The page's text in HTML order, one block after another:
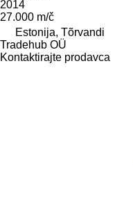
2014
27.000 m/č
Estonija, Tõrvandi
Tradehub OÜ
Kontaktirajte prodavca